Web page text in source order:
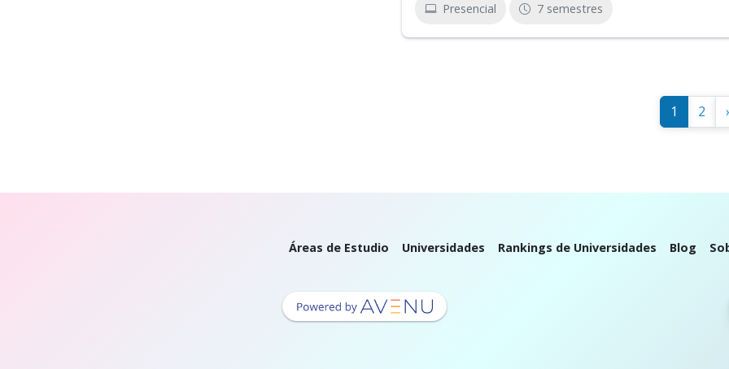
Presencial 7 semestres
1 2
Áreas de Estudio Universidades Rankings de Universidades Blog